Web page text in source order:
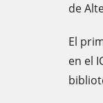
de
El
en el